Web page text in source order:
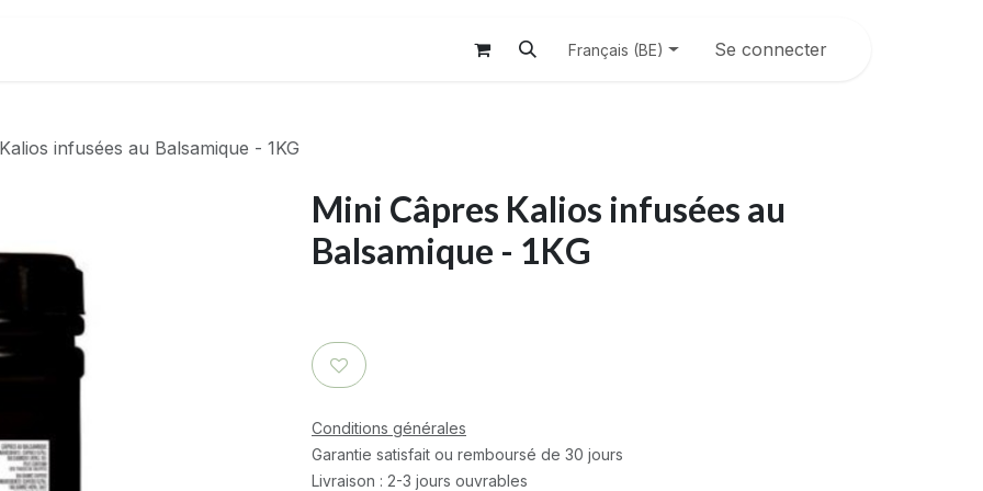
Français (BE) Se connecter
infusées au Balsamique - 1KG
Mini Câpres Kalios infusées au
Balsamique - 1KG
Conditions générales
Garantie satisfait ou remboursé de 30 jours
Livraison : 2-3 jours ouvrables